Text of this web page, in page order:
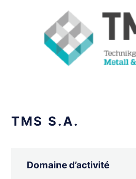
TMS S.A.
Domaine d’activité